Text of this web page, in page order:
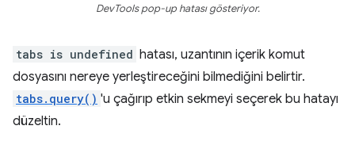
DevTools pop-up hatası gösteriyor.
tabs is undefined hatası, uzantının içerik komut
dosyasını nereye yerleştireceğini bilmediğini belirtir.
tabs.query() 'u çağırıp etkin sekmeyi seçerek bu hatayı
düzeltin.